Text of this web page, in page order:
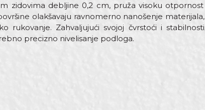
zidovima debljine 0,2 cm, pruža visoku
olakšavaju ravnomerno nanošenje
rukovanje. Zahvaljujući svojoj čvrstoći i
precizno nivelisanje podloga.